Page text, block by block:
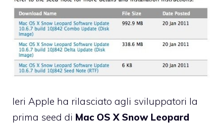
Ieri Apple ha rilasciato agli sviluppatori la
prima seed di Mac OS X Snow Leopard